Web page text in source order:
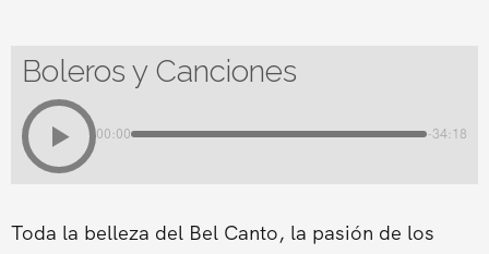
Boleros y Canciones
00:00 -34:18
Toda la belleza del Bel Canto, la pasión de los